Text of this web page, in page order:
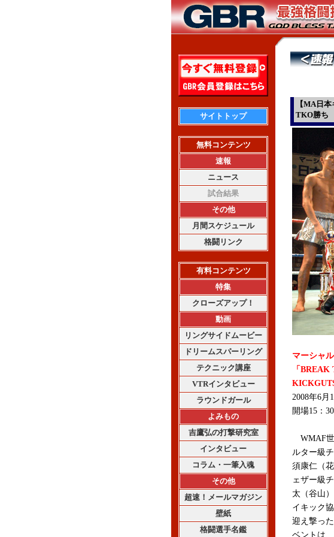
サイトトップ
無料コンテンツ
速報
ニュース
試合結果
その他
月間スケジュール
格闘リンク
有料コンテンツ
特集
クローズアップ！
動画
リングサイドムービー
ドリームスパーリング
テクニック講座
VTRインタビュー
ラウンドガール
よみもの
吉鷹弘の打撃研究室
インタビュー
コラム・一筆入魂
その他
超速！メールマガジン
壁紙
格闘選手名鑑
【MA日
TKO勝ち
マーシャ
「
2008年6月
開場15：
WMAF世
ルター級
須康仁（
ェザー級
太（谷山
イキック
迎え撃っ
ベントは